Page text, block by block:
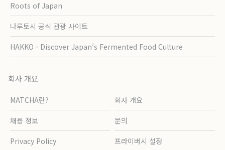
Roots of Japan
나루토시 공식 관광 사이트
HAKKO - Discover Japan’s Fermented Food Culture
회사 개요
MATCHA란? 회사 개요
채용 정보 문의
Privacy Policy 프라이버시 설정